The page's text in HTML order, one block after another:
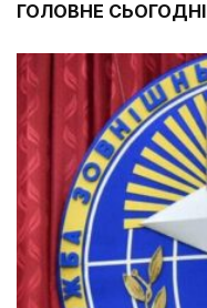
ГОЛОВНЕ СЬОГОДНІ